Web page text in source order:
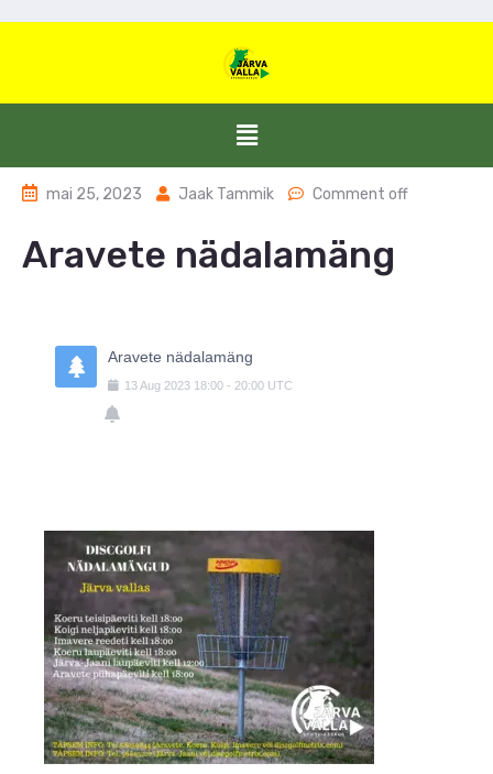
mai 25, 2023 Jaak Tammik Comment off
Aravete nädalamäng
Aravete nädalamäng
13Aug 2023 18:00 - 20:00 UTC